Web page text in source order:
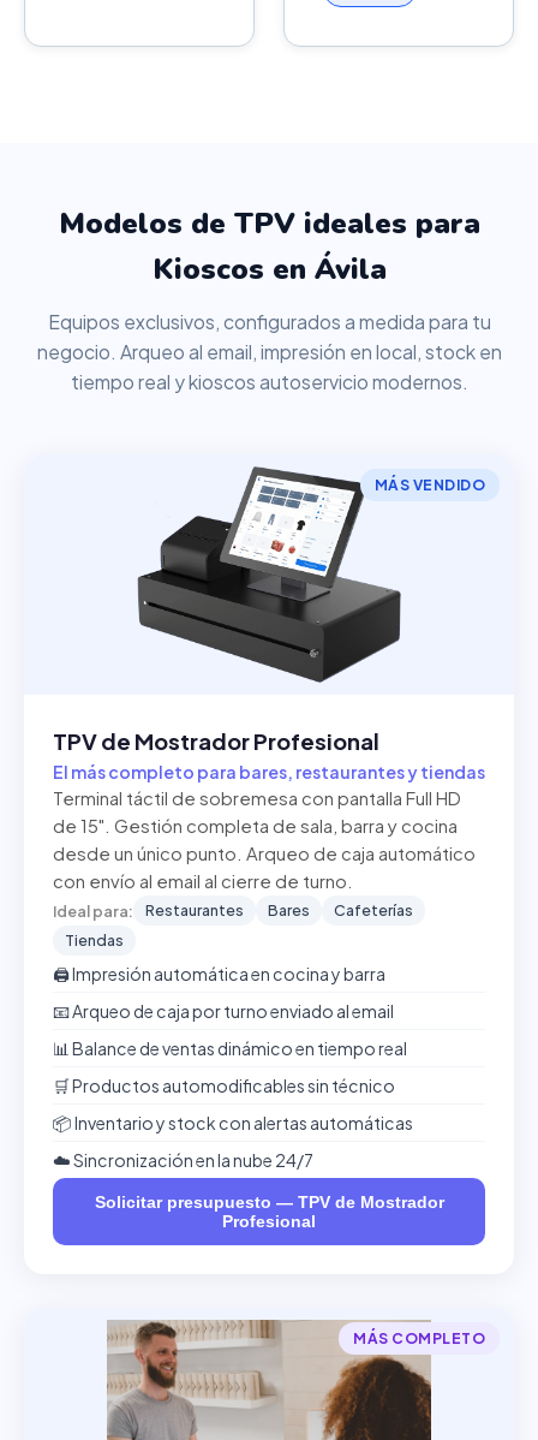
Modelos de TPV ideales para
Kioscos en Ávila
Equipos exclusivos, configurados a medida para tu
negocio. Arqueo al email, impresión en local, stock en
tiempo real y kioscos autoservicio modernos.
MÁS VENDIDO
TPV de Mostrador Profesional
El más completo para bares, restaurantes y tiendas
Terminal táctil de sobremesa con pantalla Full HD
de 15". Gestión completa de sala, barra y cocina
desde un único punto. Arqueo de caja automático
con envío al email al cierre de turno.
Ideal para: Restaurantes Bares
Cafeterías
Tiendas
🖨️ Impresión automática en cocina y barra
📧 Arqueo de caja por turno enviado al email
📊 Balance de ventas dinámico en tiempo real
🛒 Productos automodificables sin técnico
📦 Inventario y stock con alertas automáticas
☁️ Sincronización en la nube 24/7
Solicitar presupuesto — TPV de Mostrador
Profesional
MÁS COMPLETO